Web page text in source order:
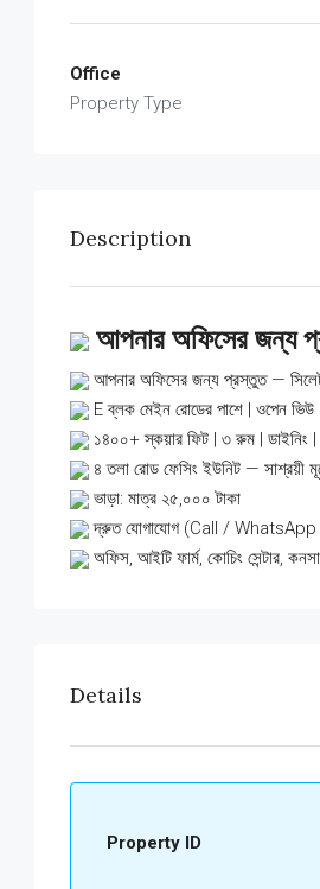
Office
Property Type
Description
আপনার অফিসের জন্য
আপনার অফিসের জন্য প্রস্তুত —
E ব্লক মেইন রোডের পাশে | ওপেন ভিউ
১৪০০+ স্কয়ার ফিট | ৩ রুম | ডাইনিং |
৪ তলা রোড ফেসিং ইউনিট — সাশ্রয়ী
ভাড়া: মাত্র ২৫,০০০ টাকা
দ্রুত যোগাযোগ (Call /
অফিস, আইটি ফার্ম, কোচিং সেন্টার,
Details
Property ID